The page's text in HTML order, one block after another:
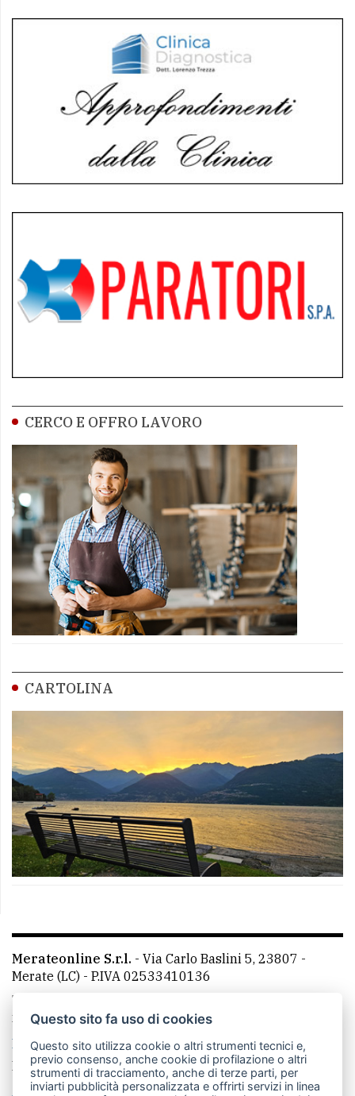
CERCO E OFFRO LAVORO
CARTOLINA
Merateonline S.r.l. - Via Carlo Baslini 5, 23807 -
Merate (LC) - P.IVA 02533410136
Telefono:
mail: redazione@leccoonline.com
La redazione
MerateOnline CasateOnline
RSS
Made by VIP
Questo sito fa uso di cookies
Questo sito utilizza cookie o altri strumenti tecnici e,
previo consenso, anche cookie di profilazione o altri
strumenti di tracciamento, anche di terze parti, per
inviarti pubblicità personalizzata e offrirti servizi in linea